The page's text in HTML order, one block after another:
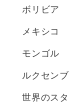
ボリビア
メキシコ
モンゴル
ルクセン
世界のス